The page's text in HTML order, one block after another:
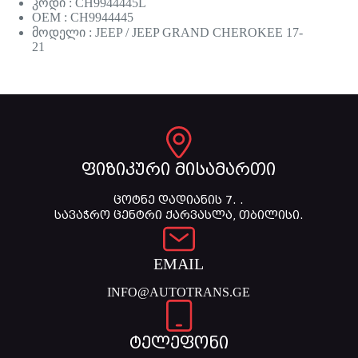
კოდი : CH9944445L
OEM : CH9944445
მოდელი : JEEP / JEEP GRAND CHEROKEE 17-
21
ფიზიკური მისამართი
ცოტნე დადიანის 7. .
სავაჭრო ცენტრი ქარვასლა, თბილისი.
EMAIL
INFO@AUTOTRANS.GE
ტელეფონი